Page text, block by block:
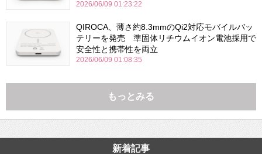
2026/06/09 01:23:22
QIROCA、薄さ約8.3mmのQi2対応モバイルバッ
テリーを発売 準固体リチウムイオン電池採用で
安全性と携帯性を両立
2026/06/09 01:08:35
もっとみる
新着記事